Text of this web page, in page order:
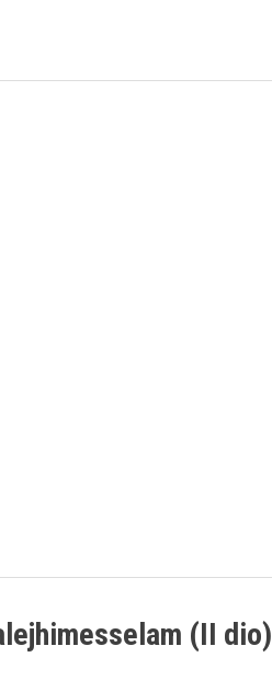
(II dio)